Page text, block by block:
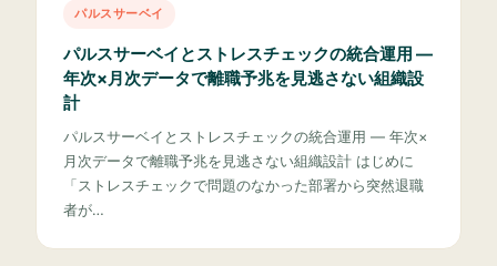
パルスサーベイ
パルスサーベイとストレスチェックの統合運用 —
年次×月次データで離職予兆を見逃さない組織設
計
パルスサーベイとストレスチェックの統合運用 — 年次×
月次データで離職予兆を見逃さない組織設計 はじめに
「ストレスチェックで問題のなかった部署から突然退職
者が…